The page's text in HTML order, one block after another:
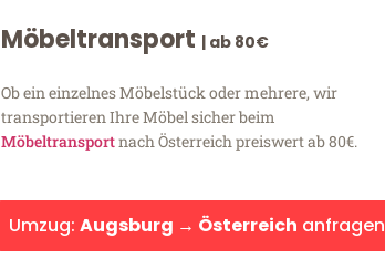
Möbeltransport | ab 80€
Ob ein einzelnes Möbelstück oder mehrere, wir
transportieren Ihre Möbel sicher beim
Möbeltransportnach Österreich preiswert ab 80€.
Umzug: Augsburg → Österreich anfragen